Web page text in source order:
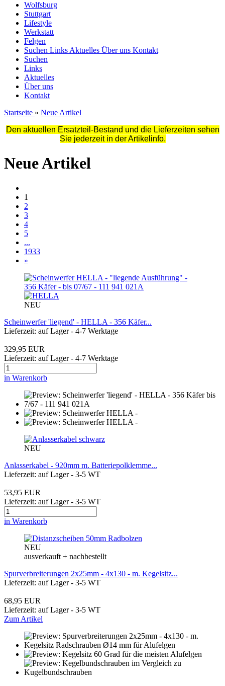
Wolfsburg
Stuttgart
Lifestyle
Werkstatt
Felgen
Suchen Links Aktuelles Über uns Kontakt
Suchen
Links
Aktuelles
Über uns
Kontakt
Startseite » Neue Artikel
Den aktuellen Ersatzteil-Bestand und die Lieferzeiten sehen
Sie jederzeit in der Artikelinfo.
Neue Artikel
1
2
3
4
5
...
1933
»
NEU
Scheinwerfer 'liegend' - HELLA - 356 Käfer...
Lieferzeit: auf Lager - 4-7 Werktage
329,95 EUR
Lieferzeit: auf Lager - 4-7 Werktage
in Warenkorb
NEU
Anlasserkabel - 920mm m. Batteriepolklemme...
Lieferzeit: auf Lager - 3-5 WT
53,95 EUR
Lieferzeit: auf Lager - 3-5 WT
in Warenkorb
NEU
ausverkauft + nachbestellt
Spurverbreiterungen 2x25mm - 4x130 - m. Kegelsitz...
Lieferzeit: auf Lager - 3-5 WT
68,95 EUR
Lieferzeit: auf Lager - 3-5 WT
Zum Artikel